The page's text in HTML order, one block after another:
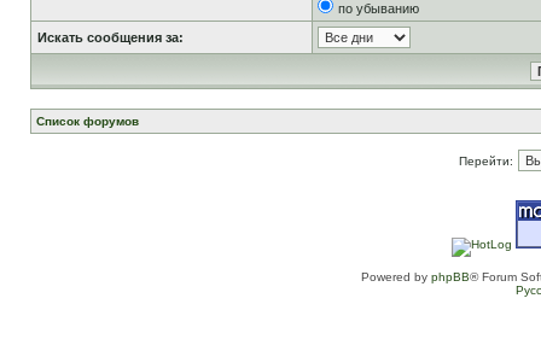
по убыванию
Искать сообщения за:
Список форумов
Перейти:
Powered by phpBB® Forum